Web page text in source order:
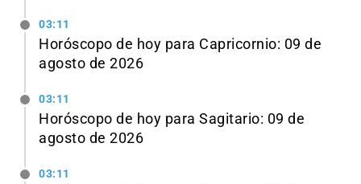
03:11
Horóscopo de hoy para Capricornio: 09 de
agosto de 2026
03:11
Horóscopo de hoy para Sagitario: 09 de
agosto de 2026
03:11